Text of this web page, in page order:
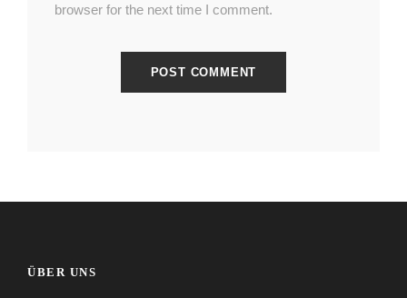
browser for the next time I comment.
ÜBER UNS